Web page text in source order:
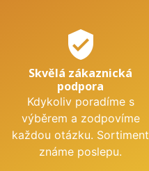
verified_user
Skvělá zákaznická
podpora
Kdykoliv poradíme s
výběrem a zodpovíme
každou otázku. Sortiment
známe poslepu.